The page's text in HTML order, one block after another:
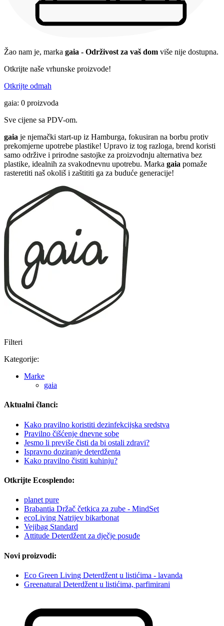
Žao nam je, marka gaia - Održivost za vaš dom više nije dostupna.
Otkrijte naše vrhunske proizvode!
Otkrijte odmah
gaia: 0 proizvoda
Sve cijene sa PDV-om.
gaia je njemački start-up iz Hamburga, fokusiran na borbu protiv
prekomjerne upotrebe plastike! Upravo iz tog razloga, brend koristi
samo održive i prirodne sastojke za proizvodnju alternativa bez
plastike, idealnih za svakodnevnu upotrebu. Marka gaia pomaže
rasteretiti naš okoliš i zaštititi ga za buduće generacije!
Filteri
Kategorije:
Marke
gaia
Aktualni članci:
Kako pravilno koristiti dezinfekcijska sredstva
Pravilno čišćenje dnevne sobe
Jesmo li previše čisti da bi ostali zdravi?
Ispravno doziranje deterdženta
Kako pravilno čistiti kuhinju?
Otkrijte Ecosplendo:
planet pure
Brabantia Držač četkica za zube - MindSet
ecoLiving Natrijev bikarbonat
Vejibag Standard
Attitude Deterdžent za dječje posuđe
Novi proizvodi:
Eco Green Living Deterdžent u listićima - lavanda
Greenatural Deterdžent u listićima, parfimirani